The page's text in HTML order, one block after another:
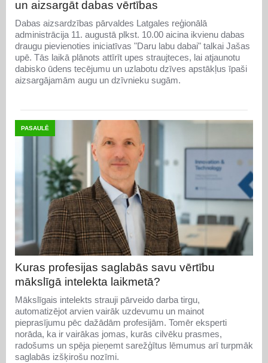
un aizsargāt dabas vērtības
Dabas aizsardzības pārvaldes Latgales reģionālā
administrācija 11. augustā plkst. 10.00 aicina ikvienu dabas
draugu pievienoties iniciatīvas "Daru labu dabai" talkai Jašas
upē. Tās laikā plānots attīrīt upes straujteces, lai atjaunotu
dabisko ūdens tecējumu un uzlabotu dzīves apstākļus īpaši
aizsargājamām augu un dzīvnieku sugām.
PASAULĒ
Kuras profesijas saglabās savu vērtību
mākslīgā intelekta laikmetā?
Mākslīgais intelekts strauji pārveido darba tirgu,
automatizējot arvien vairāk uzdevumu un mainot
pieprasījumu pēc dažādām profesijām. Tomēr eksperti
norāda, ka ir vairākas jomas, kurās cilvēku prasmes,
radošums un spēja pieņemt sarežģītus lēmumus arī turpmāk
saglabās izšķirošu nozīmi.